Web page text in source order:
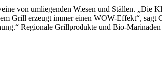
von umliegenden Wiesen und Ställen. „Die
Grill erzeugt immer einen WOW-Effekt“, sagt
Regionale Grillprodukte und Bio-